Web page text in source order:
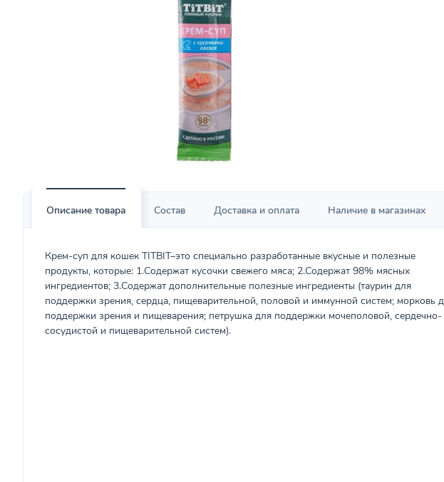
Описание товара Состав Доставка и оплата Наличие в магазинах
Крем-суп для кошек TITBIT–это специально разработанные вкусные и полезные
продукты, которые: 1.Содержат кусочки свежего мяса; 2.Содержат 98% мясных
ингредиентов; 3.Содержат дополнительные полезные ингредиенты (таурин для
поддержки зрения, сердца, пищеварительной, половой и иммунной систем; морковь
поддержки зрения и пищеварения; петрушка для поддержки мочеполовой, сердечно-
сосудистой и пищеварительной систем).